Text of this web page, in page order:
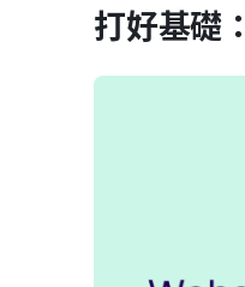
打好基礎